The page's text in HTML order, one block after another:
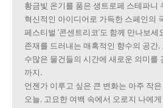
황금빛 온기를 품은 생트로페 스테파니
혁신적인 아이디어로 가득한 스페인의
페스티벌 ‘콘센트리코’도 함께 만나보
존재를 드러내는 매혹적인 향수의 공간,
수많은 물건들의 시간에 새로운 의미를
까지.
언젠가 이루고 싶은 큰 변화는 아주 작
오늘, 고요한 여백 속에서 오로지 나에